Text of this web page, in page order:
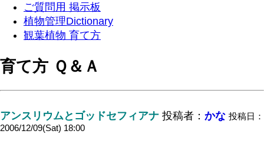
ご質問用 掲示板
植物管理Dictionary
観葉植物 育て方
育て方 Ｑ＆Ａ
アンスリウムとゴッドセフィアナ 投稿者： かな 投稿日：
2006/12/09(Sat) 18:00